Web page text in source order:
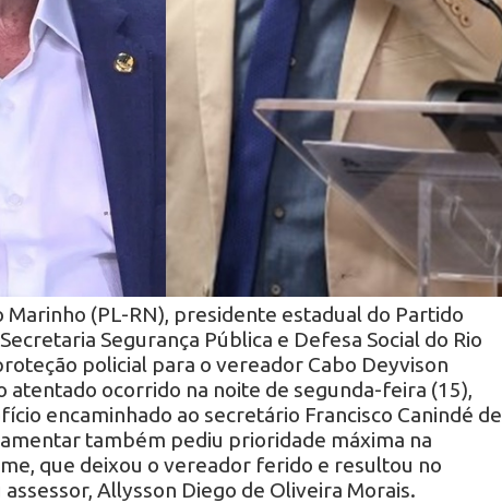
Marinho (PL-RN), presidente estadual do Partido
Segurança Pública e Defesa Social do Rio
policial para o vereador Cabo Deyvison
atentado ocorrido na noite de segunda-feira (15),
encaminhado ao secretário Francisco Canindé de
também pediu prioridade máxima na
que deixou o vereador ferido e resultou no
assessor, Allysson Diego de Oliveira Morais.